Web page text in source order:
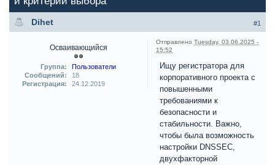
#1
Dihet
Осваивающийся
Группа:
Пользователи
Сообщений:
18
Регистрация:
24.12.2019
Отправлено Tuesday, 03.06.2025 -
15:52
Ищу регистратора для
корпоративного проекта с
повышенными
требованиями к
безопасности и
стабильности. Важно,
чтобы была возможность
настройки DNSSEC,
двухфакторной